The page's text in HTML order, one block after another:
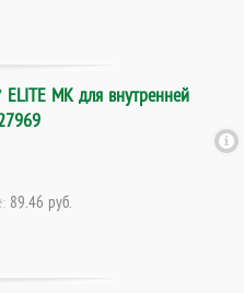
МК для внутренней
89.46 руб.